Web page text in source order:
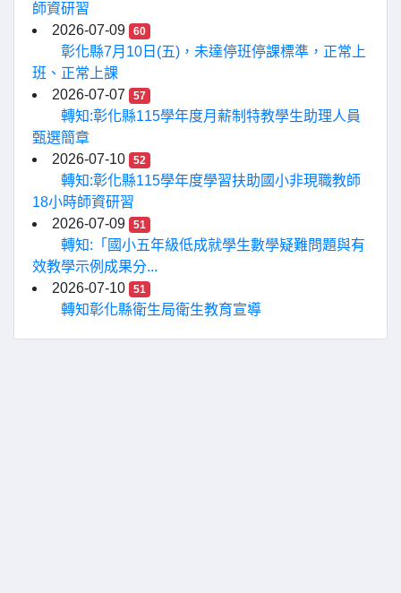
師資研習
2026-07-09
60
彰化縣7月10日(五)，未達停班停課標準，正常上
班、正常上課
2026-07-07
57
轉知:彰化縣115學年度月薪制特教學生助理人員
甄選簡章
2026-07-10
52
轉知:彰化縣115學年度學習扶助國小非現職教師
18小時師資研習
2026-07-09
51
轉知:「國小五年級低成就學生數學疑難問題與有
效教學示例成果分...
2026-07-10
51
轉知彰化縣衛生局衛生教育宣導